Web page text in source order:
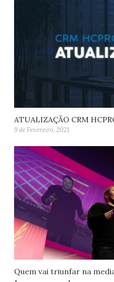
ATUALIZAÇÃO CRM
9 de Fevereiro, 2021
Quem vai triunfar na